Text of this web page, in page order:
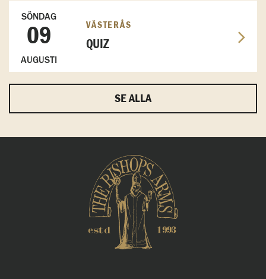
SÖNDAG
09
AUGUSTI
VÄSTERÅS
QUIZ
SE ALLA